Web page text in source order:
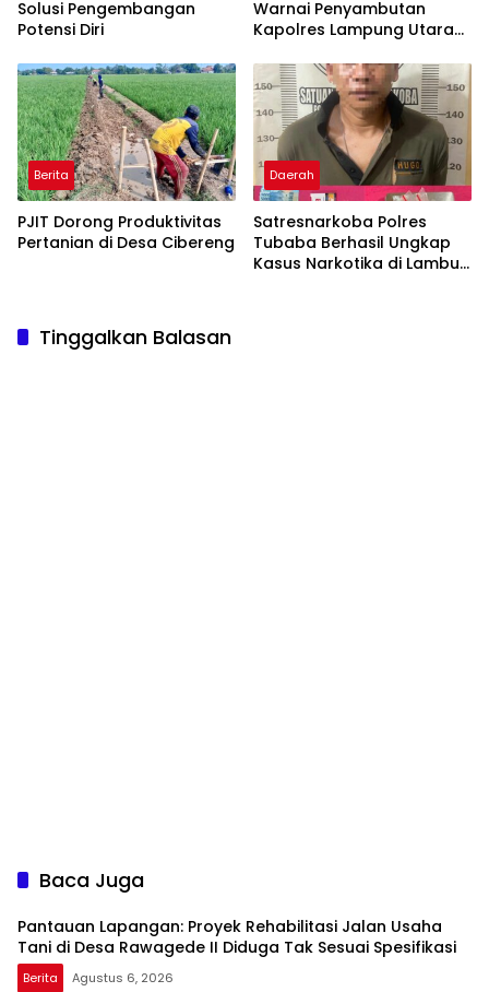
Solusi Pengembangan
Potensi Diri
Warnai Penyambutan
Kapolres Lampung Utara
Berita
PJIT Dorong Produktivitas
Pertanian di Desa Cibereng
Daerah
Satresnarkoba Polres
Tubaba Berhasil Ungkap
Kasus Narkotika di Lambu
Tinggalkan Balasan
Baca Juga
Pantauan Lapangan: Proyek Rehabilitasi Jalan Usaha
Tani di Desa Rawagede II Diduga Tak Sesuai Spesifikasi
Berita Agustus 6, 2026